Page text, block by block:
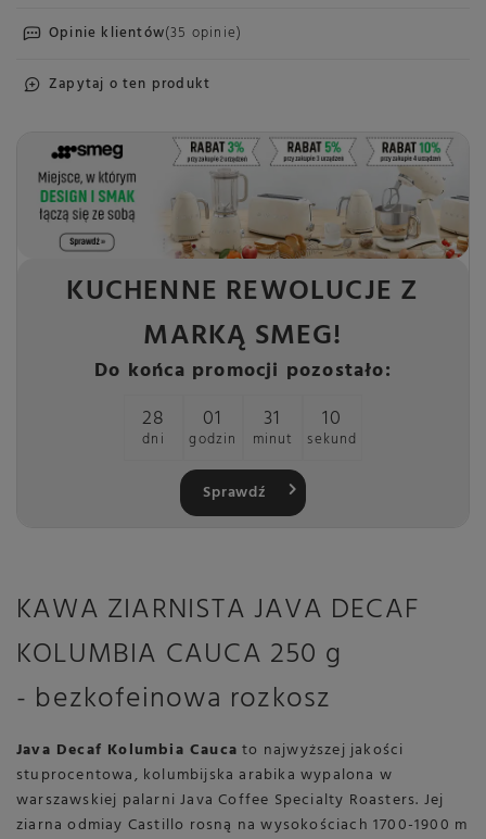
Opinie klientów(35 opinie)
Zapytaj o ten produkt
KUCHENNE REWOLUCJE Z
MARKĄ SMEG!
Do końca promocji pozostało:
28
dni
01
godzin
31
minut
09
sekund
Sprawdź
KAWA ZIARNISTA JAVA DECAF
KOLUMBIA CAUCA 250 g
- bezkofeinowa rozkosz
Java Decaf Kolumbia Cauca to najwyższej jakości
stuprocentowa, kolumbijska arabika wypalona w
warszawskiej palarni Java Coffee Specialty Roasters. Jej
ziarna odmiay Castillo rosną na wysokościach 1700-1900 m